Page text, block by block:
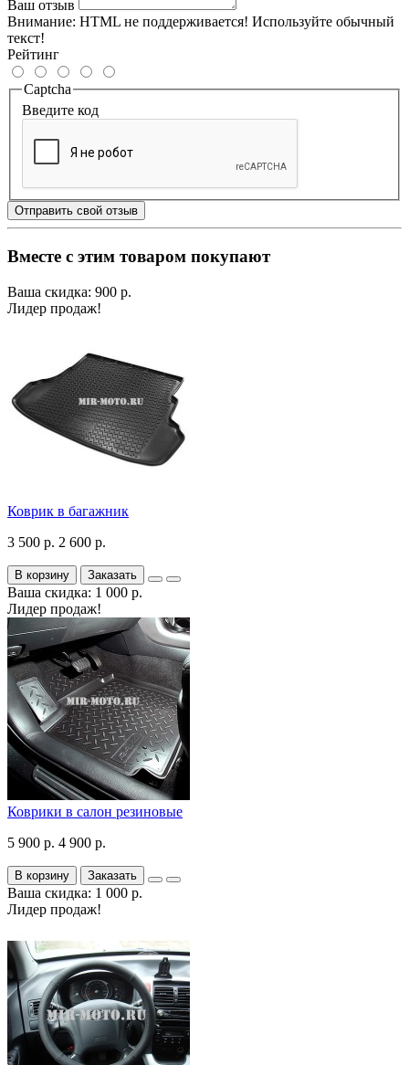
Ваш отзыв
Внимание: HTML не поддерживается! Используйте обычный
текст!
Рейтинг
Captcha
Введите код
Отправить свой отзыв
Вместе с этим товаром покупают
Ваша скидка: 900 р.
Лидер продаж!
Коврик в багажник
3 500 р. 2 600 р.
В корзину Заказать
Ваша скидка: 1 000 р.
Лидер продаж!
Коврики в салон резиновые
5 900 р. 4 900 р.
В корзину Заказать
Ваша скидка: 1 000 р.
Лидер продаж!